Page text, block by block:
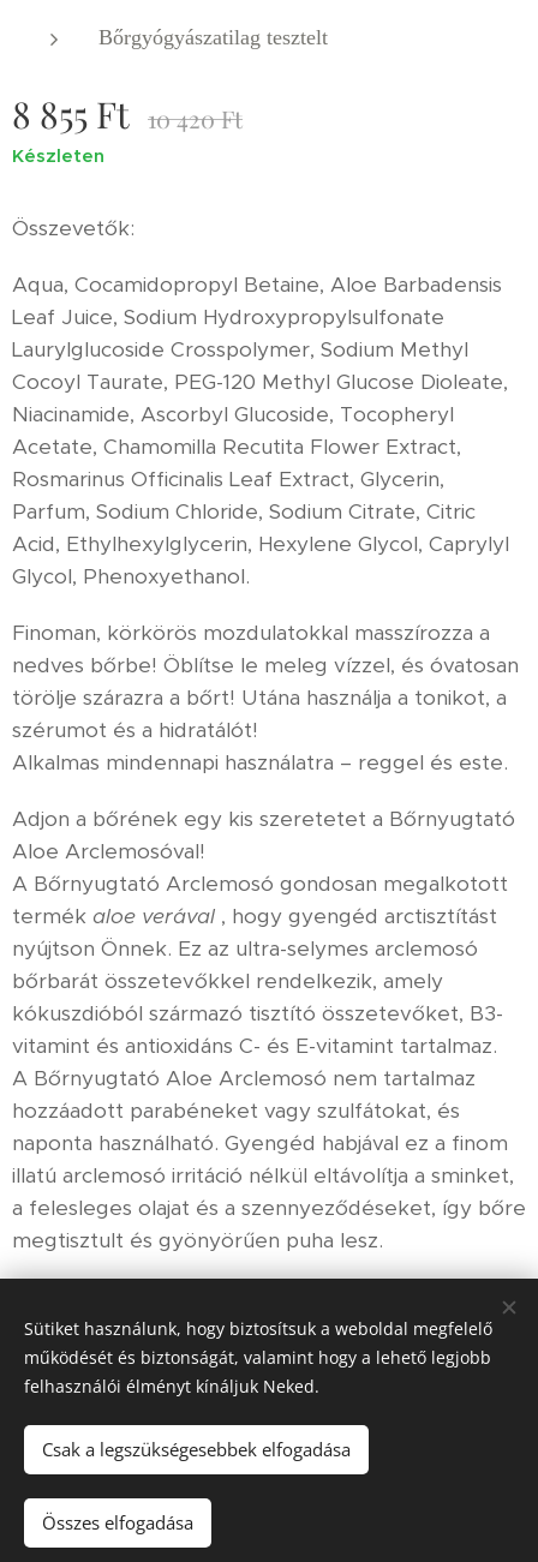
Bőrgyógyászatilag tesztelt
8 855 Ft 10 420Ft
Készleten
Összevetők:
Aqua, Cocamidopropyl Betaine, Aloe Barbadensis
Leaf Juice, Sodium Hydroxypropylsulfonate
Laurylglucoside Crosspolymer, Sodium Methyl
Cocoyl Taurate, PEG-120 Methyl Glucose Dioleate,
Niacinamide, Ascorbyl Glucoside, Tocopheryl
Acetate, Chamomilla Recutita Flower Extract,
Rosmarinus Officinalis Leaf Extract, Glycerin,
Parfum, Sodium Chloride, Sodium Citrate, Citric
Acid, Ethylhexylglycerin, Hexylene Glycol, Caprylyl
Glycol, Phenoxyethanol.
Finoman, körkörös mozdulatokkal masszírozza a
nedves bőrbe! Öblítse le meleg vízzel, és óvatosan
törölje szárazra a bőrt! Utána használja a tonikot, a
szérumot és a hidratálót!
Alkalmas mindennapi használatra – reggel és este.
Adjon a bőrének egy kis szeretetet a Bőrnyugtató
Aloe Arclemosóval!
A Bőrnyugtató Arclemosó gondosan megalkotott
termék aloe verával , hogy gyengéd arctisztítást
nyújtson Önnek. Ez az ultra-selymes arclemosó
bőrbarát összetevőkkel rendelkezik, amely
kókuszdióból származó tisztító összetevőket, B3-
vitamint és antioxidáns C- és E-vitamint tartalmaz.
A Bőrnyugtató Aloe Arclemosó nem tartalmaz
hozzáadott parabéneket vagy szulfátokat, és
naponta használható. Gyengéd habjával ez a finom
illatú arclemosó irritáció nélkül eltávolítja a sminket,
a felesleges olajat és a szennyeződéseket, így bőre
megtisztult és gyönyörűen puha lesz.
© 2020 FREE DANCE®- HungaryMinden jog fenntartva.
Az oldalt aWebnodeműködteti
Sütiket használunk, hogy biztosítsuk a weboldal megfelelő
működését és biztonságát, valamint hogy a lehető legjobb
felhasználói élményt kínáljuk Neked.
Csak a legszükségesebbek elfogadása
Összes elfogadása